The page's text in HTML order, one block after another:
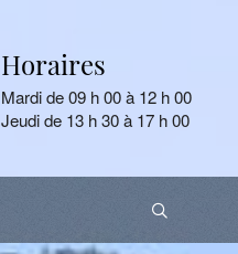
Horaires
Mardi de 09 h 00 à 12 h 00
Jeudi de 13 h 30 à 17 h 00